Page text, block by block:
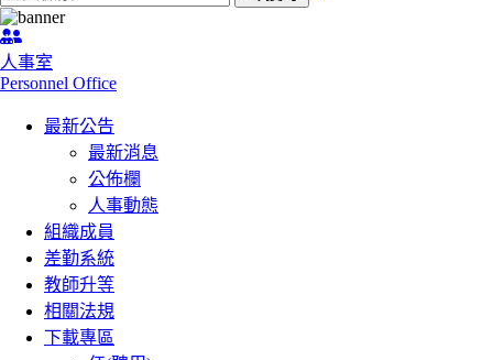
文
檢
索
:::
人事室
Personnel Office
最新公告
最新消息
公佈欄
人事動態
組織成員
差勤系統
教師升等
相關法規
下載專區